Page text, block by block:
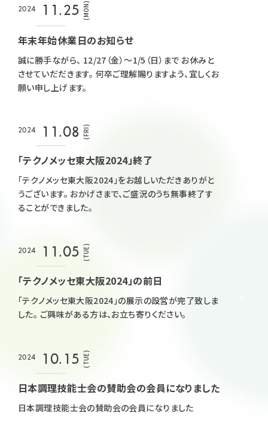
2024 11.25 (MON)
年末年始休業日のお知らせ
誠に勝手ながら、 12/27（金）～1/5（日）まで お休みと
させていだだきます。 何卒ご理解賜りますよう、宜しくお
願い申し上げます。
2024 11.08 (FRI)
「テクノメッセ東大阪2024」終了
「テクノメッセ東大阪2024」をお越しいただきありがと
うございます。 おかげさまで、ご盛況のうち無事終了す
2024 11.05 (TUE)
「テクノメッセ東大阪2024」の前日
「テクノメッセ東大阪2024」の展示の設営が完了致しま
した。 ご興味がある方は、お立ち寄りください。
2024 10.15 (TUE)
日本調理技能士会の賛助会の会員になりました
日本調理技能士会の賛助会の会員になりました